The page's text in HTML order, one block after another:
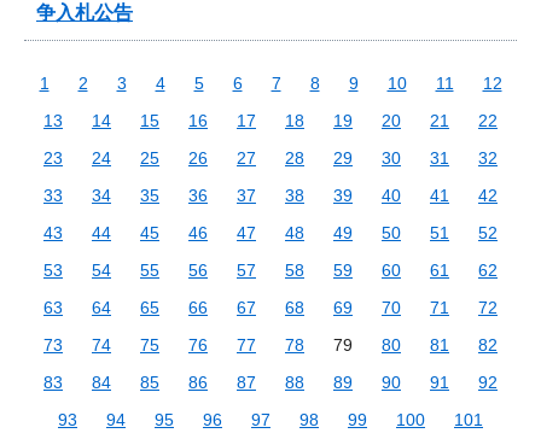
争入札公告
1 2 3 4 5 6 7 8 9 10 11
12
13
14 15 16 17 18 19 20 21
22
23
24 25 26 27 28 29 30 31
32
33
34 35 36 37 38 39 40 41
42
43
44 45 46 47 48 49 50 51
52
53
54 55 56 57 58 59 60 61
62
63
64 65 66 67 68 69 70 71
72
73
74 75 76 77 78 79 80 81
82
83
84 85 86 87 88 89 90 91
92
93
94 95 96 97 98 99 100
101